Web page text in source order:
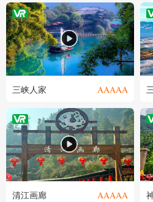
三峡人家 AAAAA
清江画廊 AAAAA